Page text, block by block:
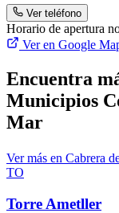
Ver teléfono
Horario de apertura
Ver en Google
Encuentra
Municipios
Mar
Ver más en Cabrera
TO
Torre Ametller